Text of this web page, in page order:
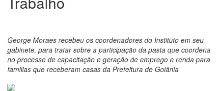
George Moraes recebeu os coordenadores do Instituto em seu
gabinete, para tratar sobre a participação da pasta que coordena
no processo de capacitação e geração de emprego e renda para
familias que receberam casas da Prefeitura de Goiânia